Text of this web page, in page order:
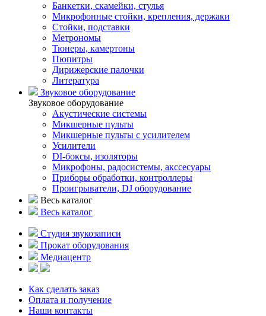
Банкетки, скамейки, стулья
Микрофонные стойки, крепления, держаки
Стойки, подставки
Метрономы
Тюнеры, камертоны
Пюпитры
Дирижерские палочки
Литература
Звуковое оборудование
Звуковое оборудование
Акустические системы
Микшерные пульты
Микшерные пульты с усилителем
Усилители
DI-боксы, изоляторы
Микрофоны, радосистемы, акссесуары
Приборы обработки, контроллеры
Проигрыватели, DJ оборудование
Весь каталог
Весь каталог
Студия звукозаписи
Прокат оборудования
Медиацентр
Как сделать заказ
Оплата и получение
Наши контакты